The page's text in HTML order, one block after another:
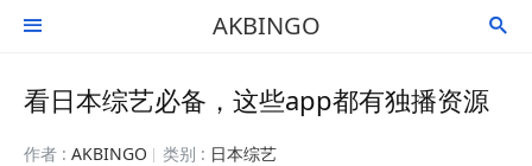
 AKBINGO 
看日本综艺必备，这些app都有独播资源
作者 : AKBINGO 类别 : 日本综艺